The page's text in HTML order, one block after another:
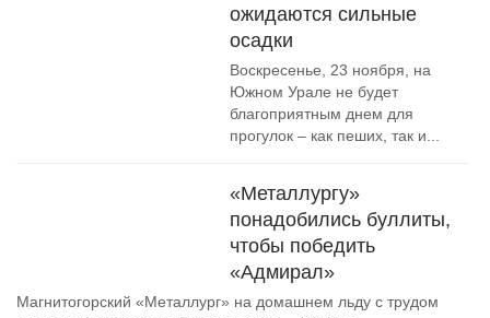
ожидаются сильные
осадки
Воскресенье, 23 ноября, на
Южном Урале не будет
благоприятным днем для
прогулок – как пеших, так и...
«Металлургу»
понадобились буллиты,
чтобы победить
«Адмирал»
Магнитогорский «Металлург» на домашнем льду с трудом